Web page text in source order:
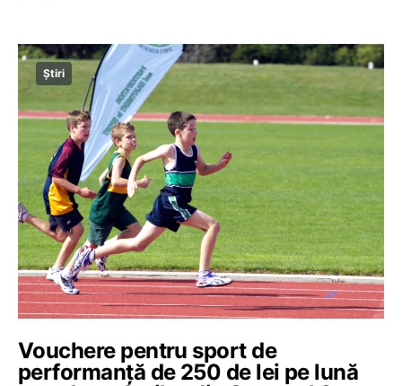
Știri
Vouchere pentru sport de
performanță de 250 de lei pe lună